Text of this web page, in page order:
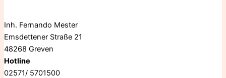
Inh. Fernando Mester
Emsdettener Straße 21
48268 Greven
Hotline
02571/ 5701500